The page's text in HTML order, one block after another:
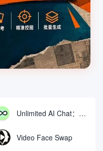
Unlimited AI Chat：免费无限制的AI聊天工具
Video Face Swap